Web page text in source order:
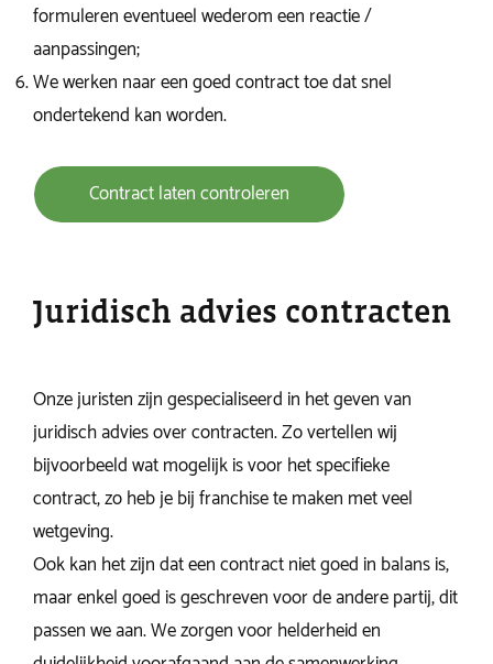
formuleren eventueel wederom een reactie /
aanpassingen;
We werken naar een goed contract toe dat snel
ondertekend kan worden.
Contract laten controleren
Juridisch advies contracten
Onze juristen zijn gespecialiseerd in het geven van
juridisch advies over contracten. Zo vertellen wij
bijvoorbeeld wat mogelijk is voor het specifieke
contract, zo heb je bij franchise te maken met veel
wetgeving.
Ook kan het zijn dat een contract niet goed in balans is,
maar enkel goed is geschreven voor de andere partij, dit
passen we aan. We zorgen voor helderheid en